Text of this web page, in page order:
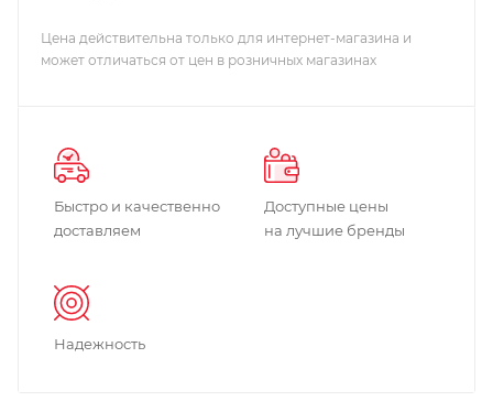
Цена действительна только для интернет-магазина и
может отличаться от цен в розничных магазинах
Быстро и качественно
доставляем
Доступные цены
на лучшие бренды
Надежность